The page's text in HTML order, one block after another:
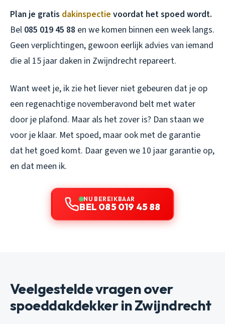
Plan je gratis dakinspectie voordat het spoed wordt.
Bel 085 019 45 88 en we komen binnen een week langs.
Geen verplichtingen, gewoon eerlijk advies van iemand
die al 15 jaar daken in Zwijndrecht repareert.
Want weet je, ik zie het liever niet gebeuren dat je op
een regenachtige novemberavond belt met water
door je plafond. Maar als het zover is? Dan staan we
voor je klaar. Met spoed, maar ook met de garantie
dat het goed komt. Daar geven we 10 jaar garantie op,
en dat meen ik.
NU BEREIKBAAR
BEL 085 019 45 88
Veelgestelde vragen over
spoeddakdekker in Zwijndrecht